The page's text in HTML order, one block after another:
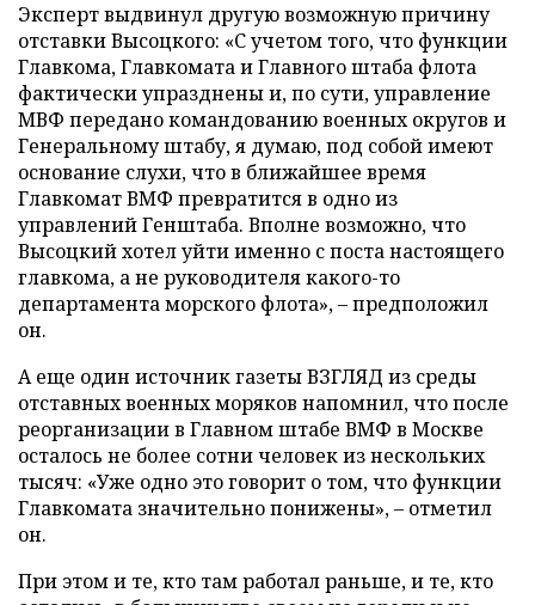
Эксперт выдвинул другую возможную причину
отставки Высоцкого: «С учетом того, что функции
Главкома, Главкомата и Главного штаба флота
фактически упразднены и, по сути, управление
МВФ передано командованию военных округов и
Генеральному штабу, я думаю, под собой имеют
основание слухи, что в ближайшее время
Главкомат ВМФ превратится в одно из
управлений Генштаба. Вполне возможно, что
Высоцкий хотел уйти именно с поста настоящего
главкома, а не руководителя какого-то
департамента морского флота», – предположил
он.
А еще один источник газеты ВЗГЛЯД из среды
отставных военных моряков напомнил, что после
реорганизации в Главном штабе ВМФ в Москве
осталось не более сотни человек из нескольких
тысяч: «Уже одно это говорит о том, что функции
Главкомата значительно понижены», – отметил
он.
При этом и те, кто там работал раньше, и те, кто